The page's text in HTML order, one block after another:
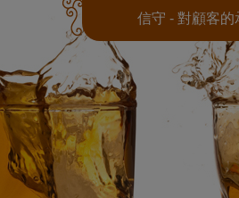
信守 - 對顧客的